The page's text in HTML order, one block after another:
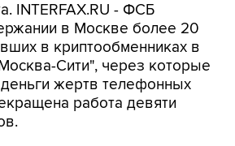
INTERFAX.RU - ФСБ
в Москве более 20
в криптообменниках в
Сити", через которые
жертв телефонных
работа девяти